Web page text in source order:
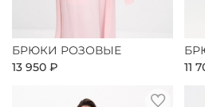
БРЮКИ РОЗОВЫЕ
13 950 ₽
11